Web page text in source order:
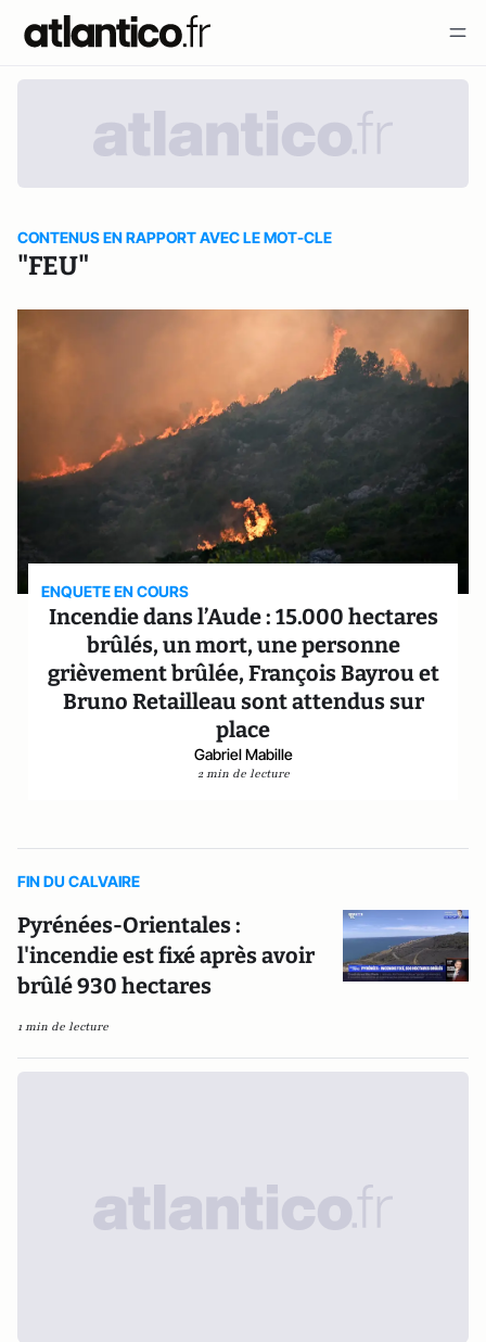
CONTENUS EN RAPPORT AVEC LE MOT-CLE
"FEU"
ENQUETE EN COURS
Incendie dans l’Aude : 15.000 hectares
brûlés, un mort, une personne
grièvement brûlée, François Bayrou et
Bruno Retailleau sont attendus sur
place
Gabriel Mabille
2 min de lecture
FIN DU CALVAIRE
Pyrénées-Orientales :
l'incendie est fixé après avoir
brûlé 930 hectares
1 min de lecture